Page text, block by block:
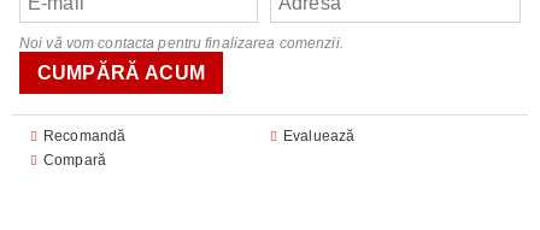
Noi vă vom contacta pentru finalizarea comenzii.
Recomandă
Evaluează
Compară